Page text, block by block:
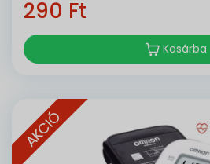
290 Ft
Kosárba
AKCIÓ